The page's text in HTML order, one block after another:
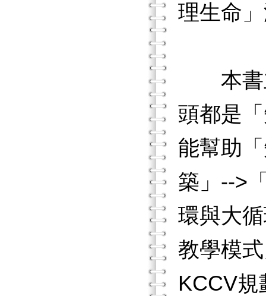
理生命
本書主
頭都是
能幫助
築」-->
環與大
教學模
KCCV